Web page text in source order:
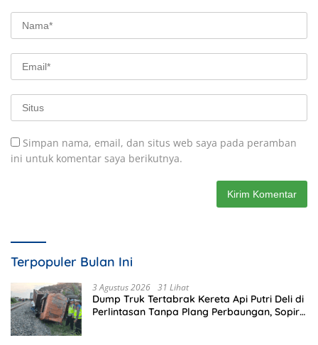
Simpan nama, email, dan situs web saya pada peramban
ini untuk komentar saya berikutnya.
Terpopuler Bulan Ini
3 Agustus 2026 31 Lihat
Dump Truk Tertabrak Kereta Api Putri Deli di
Perlintasan Tanpa Plang Perbaungan, Sopir